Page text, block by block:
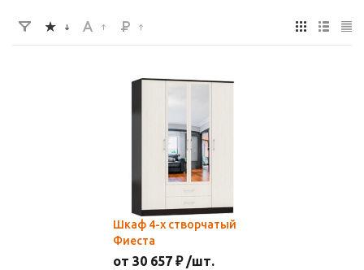
Шкаф 4-х створчатый
Фиеста
от 30 657 ₽ /шт.